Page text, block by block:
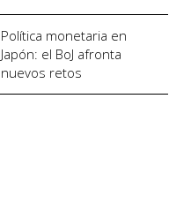
Política monetaria en
Japón: el BoJ afronta
nuevos retos